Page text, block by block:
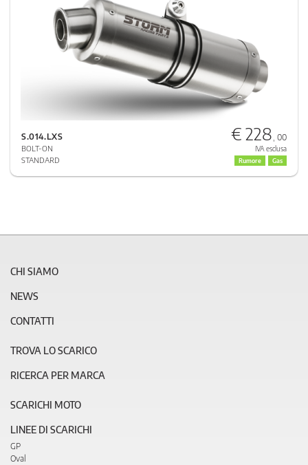
S.014.LXS
BOLT-ON
STANDARD
€ 228 , 00
IVA esclusa
Rumore Gas
CHI SIAMO
NEWS
CONTATTI
TROVA LO SCARICO
RICERCA PER MARCA
SCARICHI MOTO
LINEE DI SCARICHI
GP
Oval